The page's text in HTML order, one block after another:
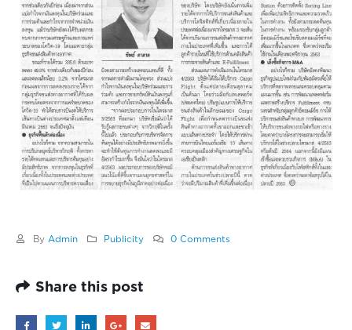
By Admin Publicity 0 Comments
Share this post